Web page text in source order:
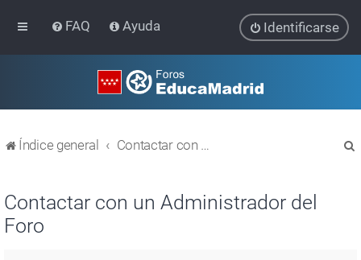
FAQ Ayuda Identificarse
Índice general Contactar con un Administrador del Foro
Contactar con un Administrador del
Foro